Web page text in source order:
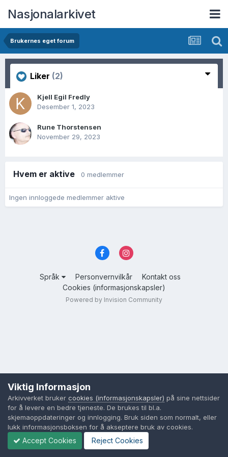
Nasjonalarkivet
Brukernes eget forum
Liker (2)
Kjell Egil Fredly
Desember 1, 2023
Rune Thorstensen
November 29, 2023
Hvem er aktive 0 medlemmer
Ingen innloggede medlemmer aktive
Språk Personvernvilkår
Kontakt oss
Cookies (informasjonskapsler)
Powered by Invision Community
Viktig Informasjon
Arkivverket bruker cookies (informasjonskapsler) på sine nettsider
for å levere en bedre tjeneste. De brukes til bl.a.
skjemaoppdateringer og innlogging. Bruk siden som normalt, eller
lukk informasjonsboksen for å akseptere bruk av cookies.
Accept Cookies Reject Cookies